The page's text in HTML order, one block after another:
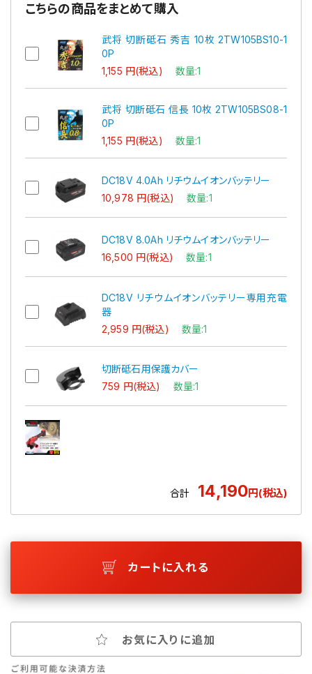
こちらの商品をまとめて購入
武将 切断砥石 秀吉 10枚 2TW105BS10-1
0P
1,155 円(税込) 数量:1
武将 切断砥石 信長 10枚 2TW105BS08-1
0P
1,155 円(税込) 数量:1
DC18V 4.0Ah リチウムイオンバッテリー
10,978 円(税込)数量:1
DC18V 8.0Ah リチウムイオンバッテリー
16,500 円(税込)数量:1
DC18V リチウムイオンバッテリー専用充電
器
2,959 円(税込) 数量:1
切断砥石用保護カバー
759 円(税込) 数量:1
合計 14,190円(税込)
カートに入れる
お気に入りに追加